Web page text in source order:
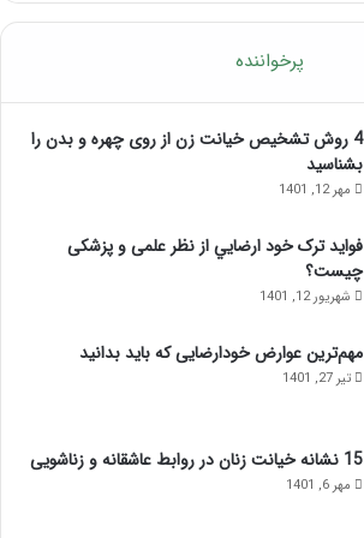
پرخواننده
4 روش تشخیص خیانت زن از روی چهره و بدن را
بشناسید
مهر 12, 1401
فواید ترک خود ارضايي از نظر علمی و پزشکی
چیست؟
شهریور 12, 1401
مهم‌ترین عوارض خودارضایی که باید بدانید
تیر 27, 1401
15 نشانه خیانت زنان در روابط عاشقانه و زناشویی
مهر 6, 1401